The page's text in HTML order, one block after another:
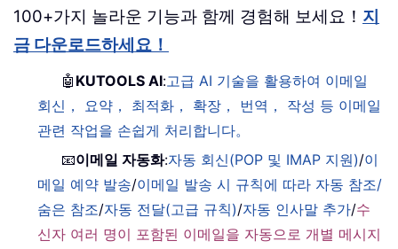
100+가지 놀라운 기능과 함께 경험해 보세요！ 지
금 다운로드하세요！
🤖 KUTOOLS AI:고급 AI 기술을 활용하여 이메일
회신， 요약， 최적화， 확장， 번역， 작성 등 이메일
관련 작업을 손쉽게 처리합니다。
📧이메일 자동화:자동 회신(POP 및 IMAP 지원)/이
메일 예약 발송/이메일 발송 시 규칙에 따라 자동 참조/
숨은 참조/자동 전달(고급 규칙)/자동 인사말 추가/수
신자 여러 명이 포함된 이메일을 자동으로 개별 메시지